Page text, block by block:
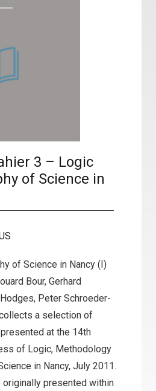
3 – Logic
of Science in
of Science in Nancy (I)
Bour, Gerhard
Peter Schroeder-
a selection of
at the 14th
of Logic, Methodology
in Nancy, July 2011.
presented within